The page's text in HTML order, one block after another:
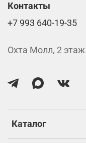
Каталог
Контакты
+7 993 640-19-35
Охта Молл, 2 этаж